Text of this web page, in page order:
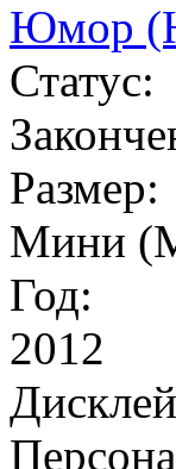
Юмор
Статус:
Размер:
Мини
Год:
2012